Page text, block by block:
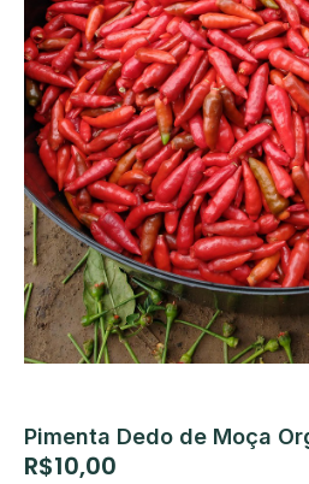
Pimenta Dedo de Moça
R$10,00